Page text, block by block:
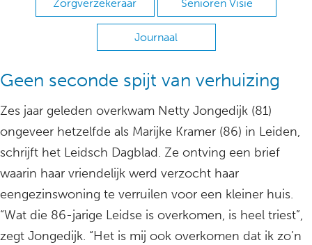
Zorgverzekeraar Senioren Visie
Journaal
Geen seconde spijt van verhuizing
Zes jaar geleden overkwam Netty Jongedijk (81)
ongeveer hetzelfde als Marijke Kramer (86) in Leiden,
schrijft het Leidsch Dagblad. Ze ontving een brief
waarin haar vriendelijk werd verzocht haar
eengezinswoning te verruilen voor een kleiner huis.
“Wat die 86-jarige Leidse is overkomen, is heel triest”,
zegt Jongedijk. “Het is mij ook overkomen dat ik zo’n